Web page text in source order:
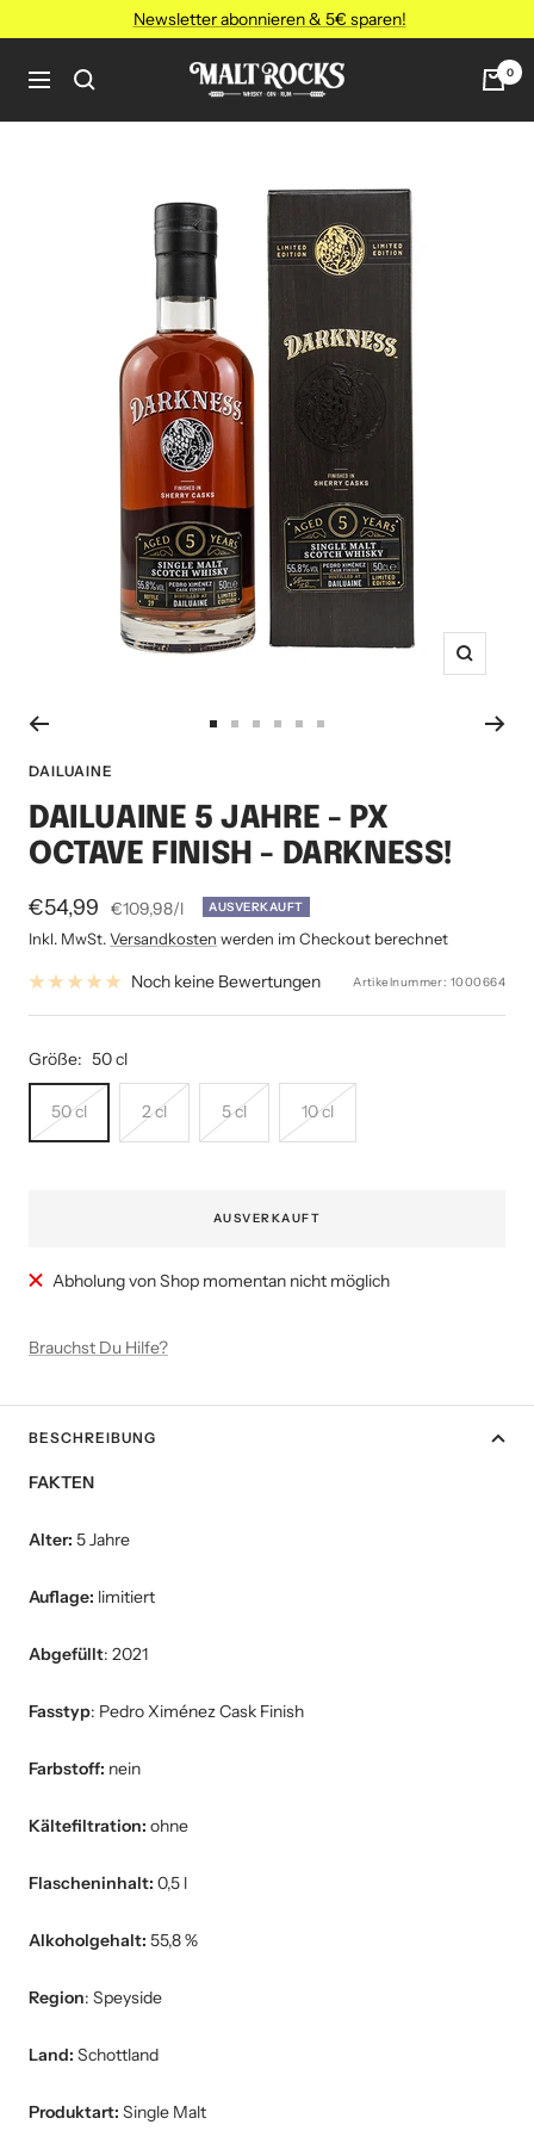
zum
Inhalt
Newsletter abonnieren & 5€ sparen!
Navigation
MALT
ROCKS
0
Zoom
gehengehengehen
gehengehengehen
DAILUAINE
DAILUAINE 5 JAHRE - PX
OCTAVE FINISH - DARKNESS!
Angebotspreis
€54,99 €109,98/l AUSVERKAUFT
Inkl. MwSt.Versandkosten werden im Checkout berechnet
Noch keine Bewertungen Artikelnummer: 1000664
Größe: 50 cl
50 cl 2 cl 5 cl 10 cl
AUSVERKAUFT
Abholung von Shop momentan nicht möglich
Brauchst Du Hilfe?
BESCHREIBUNG
FAKTEN
Alter: 5 Jahre
Auflage: limitiert
Abgefüllt: 2021
Fasstyp: Pedro Ximénez Cask Finish
Farbstoff: nein
Kältefiltration: ohne
Flascheninhalt: 0,5 l
Alkoholgehalt: 55,8 %
Region: Speyside
Land: Schottland
Produktart: Single Malt